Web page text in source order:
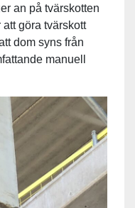
an på tvärskotten
göra tvärskott
dom syns från
manuell